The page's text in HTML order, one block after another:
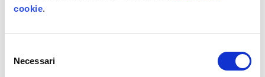
cookie.
delNecessari
sito di Agenzia e costantemente aggiornato
2023 sarà un anno ricco di nuovi strumenti
Autonoma Friuli Venezia Giulia per restare sempre